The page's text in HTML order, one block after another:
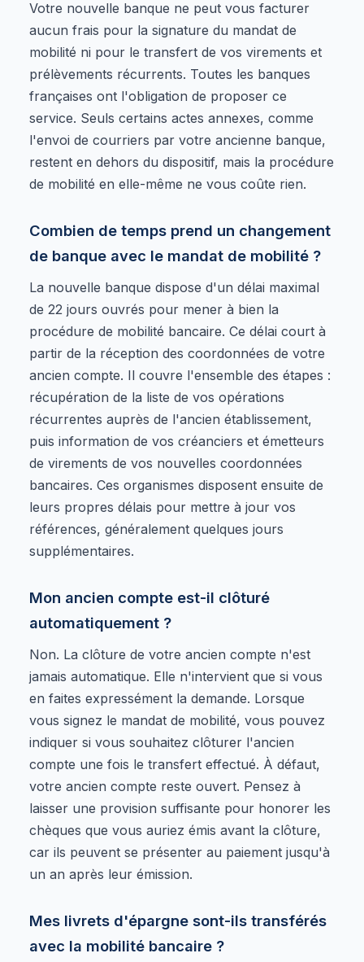
Votre nouvelle banque ne peut vous facturer
aucun frais pour la signature du mandat de
mobilité ni pour le transfert de vos virements et
prélèvements récurrents. Toutes les banques
françaises ont l'obligation de proposer ce
service. Seuls certains actes annexes, comme
l'envoi de courriers par votre ancienne banque,
restent en dehors du dispositif, mais la procédure
de mobilité en elle-même ne vous coûte rien.
Combien de temps prend un changement
de banque avec le mandat de mobilité ?
La nouvelle banque dispose d'un délai maximal
de 22 jours ouvrés pour mener à bien la
procédure de mobilité bancaire. Ce délai court à
partir de la réception des coordonnées de votre
ancien compte. Il couvre l'ensemble des étapes :
récupération de la liste de vos opérations
récurrentes auprès de l'ancien établissement,
puis information de vos créanciers et émetteurs
de virements de vos nouvelles coordonnées
bancaires. Ces organismes disposent ensuite de
leurs propres délais pour mettre à jour vos
références, généralement quelques jours
supplémentaires.
Mon ancien compte est-il clôturé
automatiquement ?
Non. La clôture de votre ancien compte n'est
jamais automatique. Elle n'intervient que si vous
en faites expressément la demande. Lorsque
vous signez le mandat de mobilité, vous pouvez
indiquer si vous souhaitez clôturer l'ancien
compte une fois le transfert effectué. À défaut,
votre ancien compte reste ouvert. Pensez à
laisser une provision suffisante pour honorer les
chèques que vous auriez émis avant la clôture,
car ils peuvent se présenter au paiement jusqu'à
un an après leur émission.
Mes livrets d'épargne sont-ils transférés
avec la mobilité bancaire ?